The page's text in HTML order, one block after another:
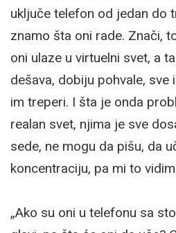
uključe telefon od jedan do
znamo šta oni rade. Znači,
oni ulaze u virtuelni svet, a
dešava, dobiju pohvale,
im treperi. I šta je onda
realan svet, njima je sve
sede, ne mogu da pišu, da
koncentraciju, pa mi to
„Ako su oni u telefonu sa